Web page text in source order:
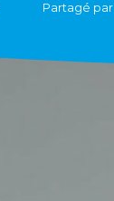
Partagé par